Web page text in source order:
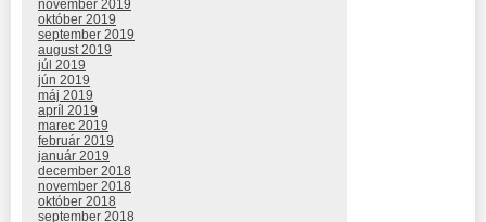
november 2019
október 2019
september 2019
august 2019
júl 2019
jún 2019
máj 2019
apríl 2019
marec 2019
február 2019
január 2019
december 2018
november 2018
október 2018
september 2018